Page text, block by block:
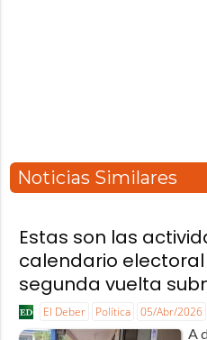
Noticias Similares
Estas son las
calendario
segunda vuelta
El Deber Política 05/Abr/2026
A